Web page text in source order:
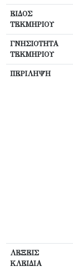
ΕΙΔΟΣ
ΤΕΚΜΗΡΙΟΥ
ΓΝΗΣΙΟΤΗΤΑ
ΤΕΚΜΗΡΙΟΥ
ΠΕΡΙΛΗΨΗ
ΛΕΞΕΙΣ
ΚΛΕΙΔΙΑ